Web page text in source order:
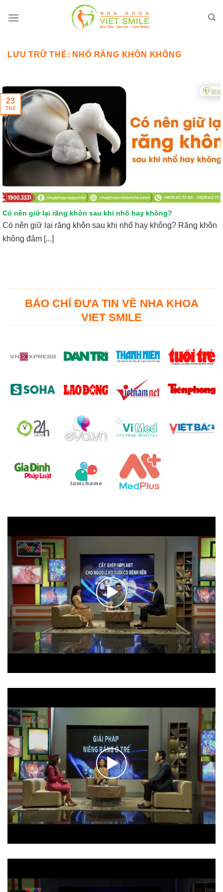
qua
LƯU TRỮ THẺ: NHỔ RĂNG KHÔN KHÔNG
Có nên giữ lại răng khôn sau khi nhổ hay không?
Có nên giữ lại răng khôn sau khi nhổ hay không? Răng khôn
không đảm [...]
23
Th2
BÁO CHÍ ĐƯA TIN VỀ NHA KHOA
VIET SMILE